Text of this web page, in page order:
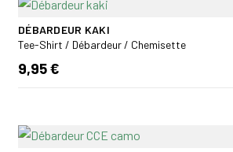
DÉBARDEUR KAKI
Tee-Shirt / Débardeur / Chemisette
9,95 €